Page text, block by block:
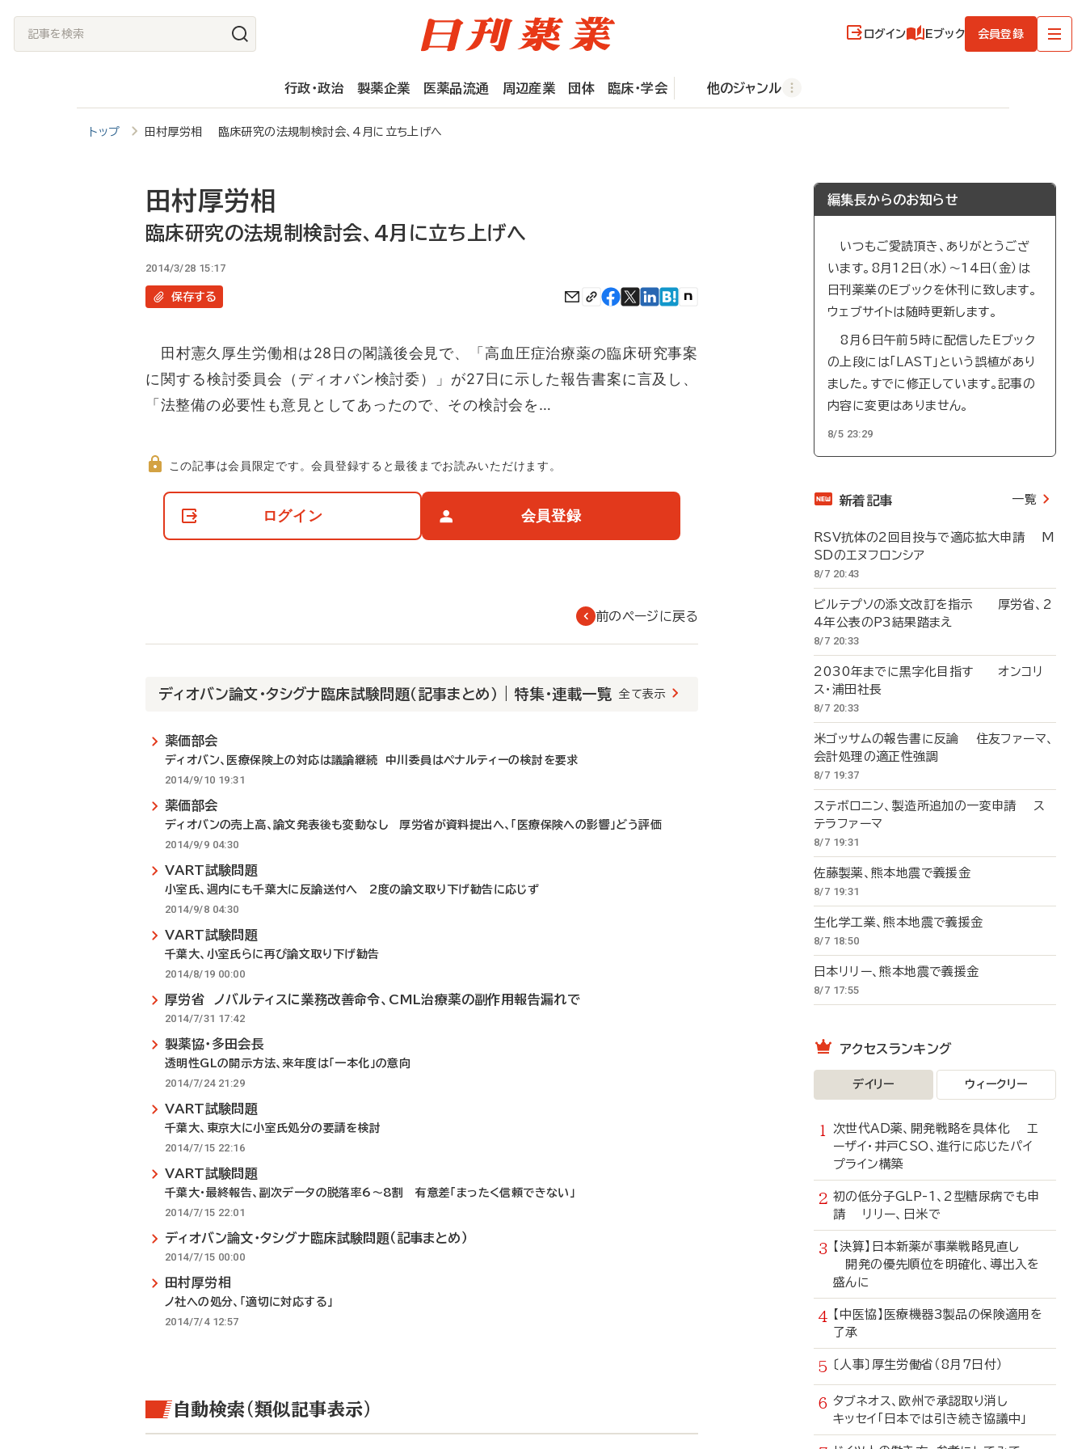
記
事
ログイン Eブック 会員登録
行政・政治 製薬企業 医薬品流通 周辺産業 団体 臨床・学会 他のジャンル
トップ 田村厚労相 臨床研究の法規制検討会、4月に立ち上げへ
田村厚労相
臨床研究の法規制検討会、4月に立ち上げへ
2014/3/28 15:17
保存する
田村憲久厚生労働相は28日の閣議後会見で、「高血圧症治療薬の臨床研究事案
に関する検討委員会（ディオバン検討委）」が27日に示した報告書案に言及し、
「法整備の必要性も意見としてあったので、その検討会を…
て
この記事は会員限定です。会員登録すると最後までお読みいただけます。
ログイン 会員登録
前のページに戻る
ディオバン論文・タシグナ臨床試験問題（記事まとめ） | 特集・連載一覧 全て表示
薬価部会
ディオバン、医療保険上の対応は議論継続 中川委員はペナルティーの検討を要求
2014/9/10 19:31
薬価部会
ディオバンの売上高、論文発表後も変動なし 厚労省が資料提出へ、「医療保険への影響」どう評価
2014/9/9 04:30
VART試験問題
小室氏、週内にも千葉大に反論送付へ 2度の論文取り下げ勧告に応じず
2014/9/8 04:30
VART試験問題
千葉大、小室氏らに再び論文取り下げ勧告
2014/8/19 00:00
厚労省 ノバルティスに業務改善命令、CML治療薬の副作用報告漏れで
2014/7/31 17:42
製薬協・多田会長
透明性GLの開示方法、来年度は「一本化」の意向
2014/7/24 21:29
VART試験問題
千葉大、東京大に小室氏処分の要請を検討
2014/7/15 22:16
VART試験問題
千葉大・最終報告、副次データの脱落率6～8割 有意差「まったく信頼できない」
2014/7/15 22:01
ディオバン論文・タシグナ臨床試験問題（記事まとめ）
2014/7/15 00:00
田村厚労相
ノ社への処分、「適切に対応する」
2014/7/4 12:57
自動検索（類似記事表示）
編集長からのお知らせ
いつもご愛読頂き、ありがとうござ
います。8月12日（水）～14日（金）は
日刊薬業のEブックを休刊に致します。
ウェブサイトは随時更新します。
8月6日午前5時に配信したEブック
の上段には「LAST」という誤植があり
ました。すでに修正しています。記事の
内容に変更はありません。
8/5 23:29
新着記事 一覧
RSV抗体の2回目投与で適応拡大申請 M
SDのエヌフロンシア
8/7 20:43
ビルテプソの添文改訂を指示 厚労省、2
4年公表のP3結果踏まえ
8/7 20:33
2030年までに黒字化目指す オンコリ
ス・浦田社長
8/7 20:33
米ゴッサムの報告書に反論 住友ファーマ、
会計処理の適正性強調
8/7 19:37
ステボロニン、製造所追加の一変申請 ス
テラファーマ
8/7 19:31
佐藤製薬、熊本地震で義援金
8/7 19:31
生化学工業、熊本地震で義援金
8/7 18:50
日本リリー、熊本地震で義援金
8/7 17:55
アクセスランキング
デイリー ウィークリー
次世代AD薬、開発戦略を具体化 エ
ーザイ・井戸CSO、進行に応じたパイ
プライン構築
初の低分子GLP-1、2型糖尿病でも申
請 リリー、日米で
【決算】日本新薬が事業戦略見直し
開発の優先順位を明確化、導出入を
盛んに
【中医協】医療機器3製品の保険適用を
了承
〔人事〕厚生労働省（8月7日付）
タブネオス、欧州で承認取り消し
キッセイ「日本では引き続き協議中」